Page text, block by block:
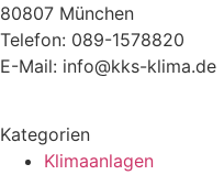
80807 München
Telefon: 089-1578820
E-Mail: info@kks-klima.de
Kategorien
Klimaanlagen